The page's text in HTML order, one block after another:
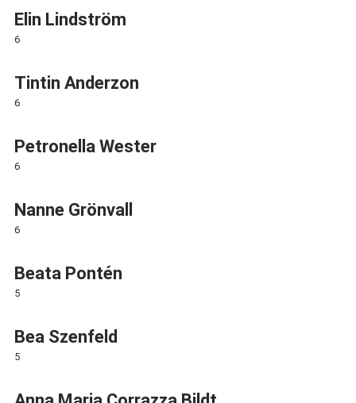
Elin Lindström
6
Tintin Anderzon
6
Petronella Wester
6
Nanne Grönvall
6
Beata Pontén
5
Bea Szenfeld
5